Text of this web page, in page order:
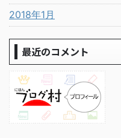
2018年1月
最近のコメント